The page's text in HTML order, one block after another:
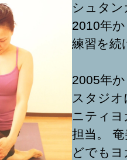
シュタン
2010年
練習を続
2005年
スタジ
ニティヨ
担当。
どでもヨ